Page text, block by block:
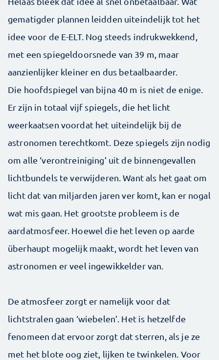
gematigder plannen leidden uiteindelijk tot het
idee voor de E-ELT. Nog steeds indrukwekkend,
met een spiegeldoorsnede van 39 m, maar
aanzienlijker kleiner en dus betaalbaarder.
Die hoofdspiegel van bijna 40 m is niet de enige.
Er zijn in totaal vijf spiegels, die het licht
weerkaatsen voordat het uiteindelijk bij de
astronomen terechtkomt. Deze spiegels zijn nodig
om alle ‘verontreiniging’ uit de binnengevallen
lichtbundels te verwijderen. Want als het gaat om
licht dat van miljarden jaren ver komt, kan er nogal
wat mis gaan. Het grootste probleem is de
aardatmosfeer. Hoewel die het leven op aarde
überhaupt mogelijk maakt, wordt het leven van
astronomen er veel ingewikkelder van.
De atmosfeer zorgt er namelijk voor dat
lichtstralen gaan ‘wiebelen’. Het is hetzelfde
fenomeen dat ervoor zorgt dat sterren, als je ze
met het blote oog ziet, lijken te twinkelen. Voor